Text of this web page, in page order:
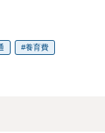
養育費